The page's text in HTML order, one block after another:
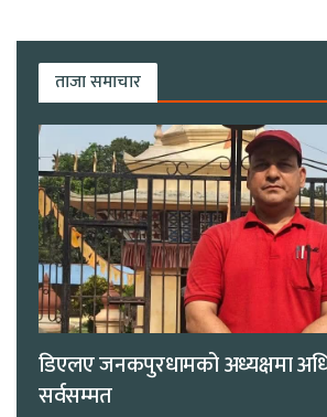
ताजा समाचार
डिएलए जनकपुरधामको अध्यक्षमा
सर्वसम्मत